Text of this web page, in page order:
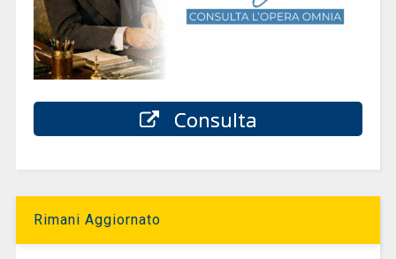
Consulta
Rimani Aggiornato